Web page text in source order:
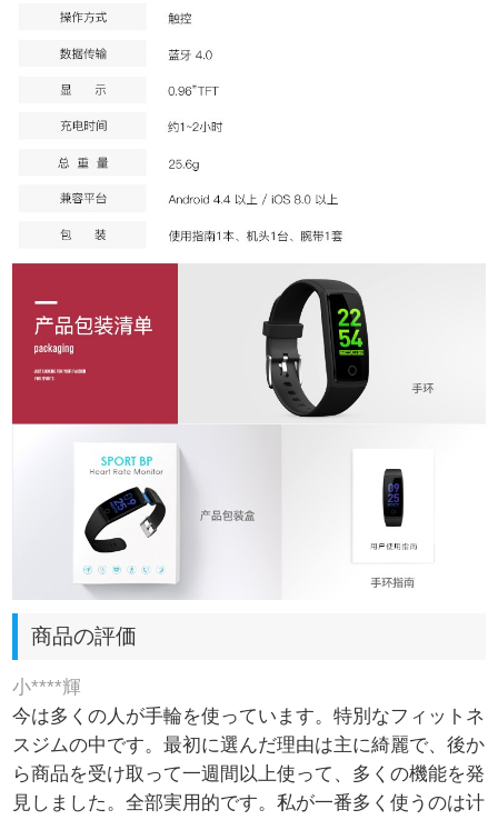
商品の評価
小****輝
今は多くの人が手輪を使っています。特別なフィットネ
スジムの中です。最初に選んだ理由は主に綺麗で、後か
ら商品を受け取って一週間以上使って、多くの機能を発
見しました。全部実用的です。私が一番多く使うのは计